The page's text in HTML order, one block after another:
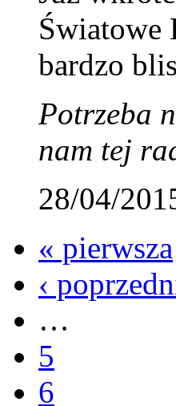
Światowe
bardzo
Potrzeba
nam tej
28/04/
« pierwsza
‹
…
5
6